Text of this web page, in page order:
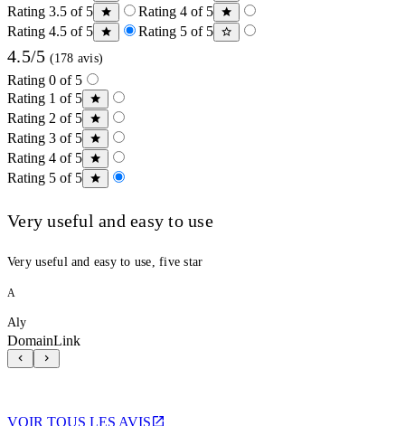
Rating 3.5 of 5
Rating 4 of 5
Rating 4.5 of 5
Rating 5 of 5
4.5/5 (178 avis)
Rating 0 of 5
Rating 1 of 5
Rating 2 of 5
Rating 3 of 5
Rating 4 of 5
Rating 5 of 5
Very useful and easy to use
Very useful and easy to use, five star
A
Aly
DomainLink
VOIR TOUS LES AVIS